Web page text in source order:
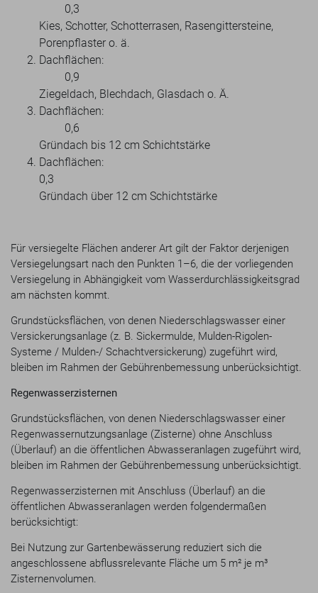
0,3
Kies, Schotter, Schotterrasen, Rasengittersteine,
Porenpflaster o. ä.
Dachflächen:
0,9
Ziegeldach, Blechdach, Glasdach o. Ä.
Dachflächen:
0,6
Gründach bis 12 cm Schichtstärke
0,3
Gründach über 12 cm Schichtstärke
Für versiegelte Flächen anderer Art gilt der Faktor derjenigen
Versiegelungsart nach den Punkten 1–6, die der vorliegenden
Versiegelung in Abhängigkeit vom Wasserdurchlässigkeitsgrad
am nächsten kommt.
Grundstücksflächen, von denen Niederschlagswasser einer
Versickerungsanlage (z. B. Sickermulde, Mulden-Rigolen-
Systeme / Mulden-/ Schachtversickerung) zugeführt wird,
bleiben im Rahmen der Gebührenbemessung unberücksichtigt.
Regenwasserzisternen
Grundstücksflächen, von denen Niederschlagswasser einer
Regenwassernutzungsanlage (Zisterne) ohne Anschluss
(Überlauf) an die öffentlichen Abwasseranlagen zugeführt wird,
bleiben im Rahmen der Gebührenbemessung unberücksichtigt.
Regenwasserzisternen mit Anschluss (Überlauf) an die
öffentlichen Abwasseranlagen werden folgendermaßen
berücksichtigt:
Bei Nutzung zur Gartenbewässerung reduziert sich die
angeschlossene abflussrelevante Fläche um 5 m² je m³
Zisternenvolumen.